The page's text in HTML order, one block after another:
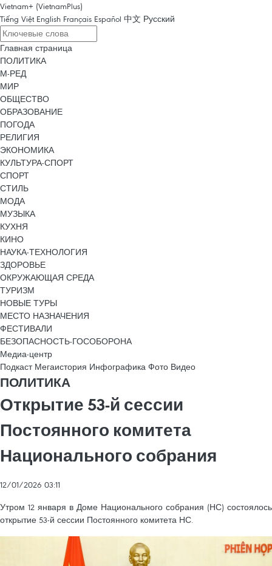
Vietnam+ (VietnamPlus)
Tiếng Việt English Français Español 中文 Русский
Главная страница
ПОЛИТИКА
М-РЕД
МИР
ОБЩЕСТВО
ОБРАЗОВАНИЕ
ПОГОДА
РЕЛИГИЯ
ЭКОНОМИКА
КУЛЬТУРА-СПОРТ
СПОРТ
СТИЛЬ
МОДА
МУЗЫКА
КУХНЯ
КИНО
НАУКА-ТЕХНОЛОГИЯ
ЗДОРОВЬЕ
ОКРУЖАЮЩАЯ СРЕДА
ТУРИЗМ
НОВЫЕ ТУРЫ
МЕСТО НАЗНАЧЕНИЯ
ФЕСТИВАЛИ
БЕЗОПАСНОСТЬ-ГОСОБОРОНА
Медиа-центр
Подкаст Мегаистория Инфографика Фото Видео
ПОЛИТИКА
Открытие 53-й сессии
Постоянного комитета
Национального собрания
12/01/2026 03:11
Утром 12 января в Доме Национального собрания (НС) состоялось
открытие 53-й сессии Постоянного комитета НС.